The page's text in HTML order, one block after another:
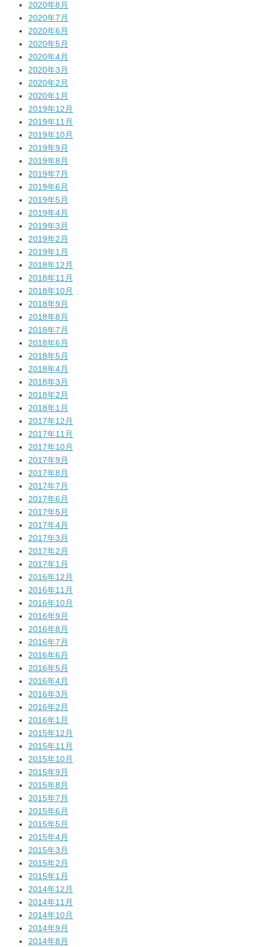
2020年8月
2020年7月
2020年6月
2020年5月
2020年4月
2020年3月
2020年2月
2020年1月
2019年12月
2019年11月
2019年10月
2019年9月
2019年8月
2019年7月
2019年6月
2019年5月
2019年4月
2019年3月
2019年2月
2019年1月
2018年12月
2018年11月
2018年10月
2018年9月
2018年8月
2018年7月
2018年6月
2018年5月
2018年4月
2018年3月
2018年2月
2018年1月
2017年12月
2017年11月
2017年10月
2017年9月
2017年8月
2017年7月
2017年6月
2017年5月
2017年4月
2017年3月
2017年2月
2017年1月
2016年12月
2016年11月
2016年10月
2016年9月
2016年8月
2016年7月
2016年6月
2016年5月
2016年4月
2016年3月
2016年2月
2016年1月
2015年12月
2015年11月
2015年10月
2015年9月
2015年8月
2015年7月
2015年6月
2015年5月
2015年4月
2015年3月
2015年2月
2015年1月
2014年12月
2014年11月
2014年10月
2014年9月
2014年8月